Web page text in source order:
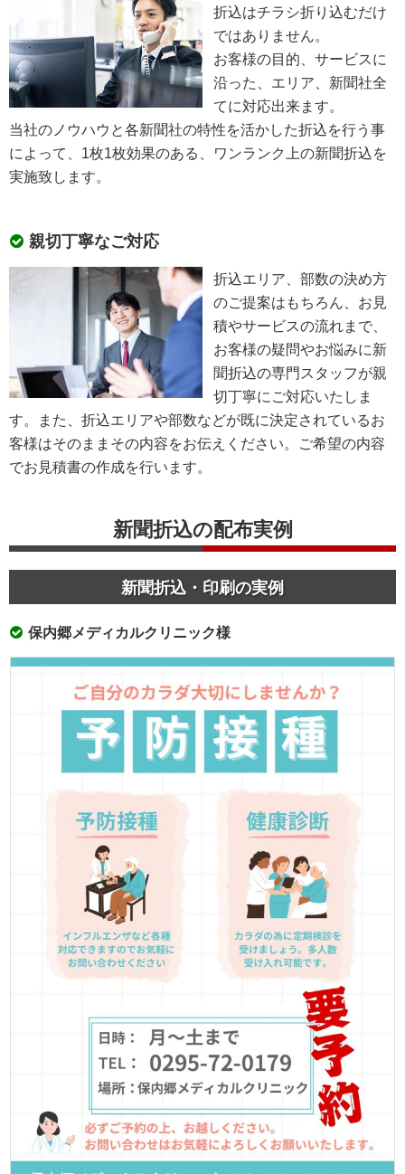
折込はチラシ折り込むだけ
ではありません。
お客様の目的、サービスに
沿った、エリア、新聞社全
てに対応出来ます。
当社のノウハウと各新聞社の特性を活かした折込を行う事
によって、1枚1枚効果のある、ワンランク上の新聞折込を
実施致します。
親切丁寧なご対応
折込エリア、部数の決め方
のご提案はもちろん、お見
積やサービスの流れまで、
お客様の疑問やお悩みに新
聞折込の専門スタッフが親
切丁寧にご対応いたしま
す。また、折込エリアや部数などが既に決定されているお
客様はそのままその内容をお伝えください。ご希望の内容
でお見積書の作成を行います。
新聞折込の配布実例
新聞折込・印刷の実例
保内郷メディカルクリニック様